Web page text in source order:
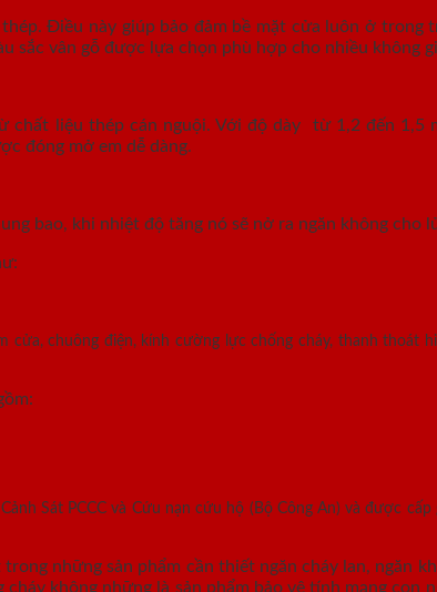
Điều này giúp bảo đảm bề mặt cửa luôn ở
sắc vân gỗ được lựa chọn phù hợp cho nhiều không
liệu thép cán nguội. Với độ dày từ 1,2 đến 1,5
đóng mở em dễ dàng.
bao, khi nhiệt độ tăng nó sẽ nở ra ngăn không cho
chuông điện, kính cường lực chống cháy, thanh thoát
Sát PCCC và Cứu nạn cứu hộ (Bộ Công An) và được
những sản phẩm cần thiết ngăn cháy lan, ngăn
không những là sản phẩm bảo vệ tính mạng con